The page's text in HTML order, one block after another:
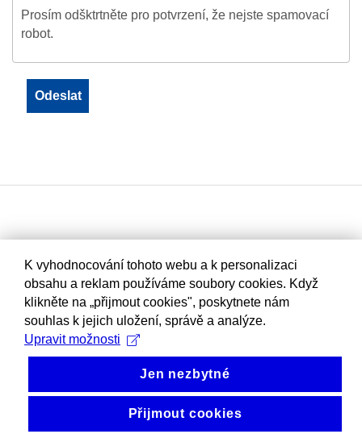
Prosím odšktrtněte pro potvrzení, že nejste spamovací
robot.
K vyhodnocování tohoto webu a k personalizaci
obsahu a reklam používáme soubory cookies. Když
klikněte na „přijmout cookies", poskytnete nám
souhlas k jejich uložení, správě a analýze.
Upravit možnosti
Jen nezbytné
Přijmout cookies